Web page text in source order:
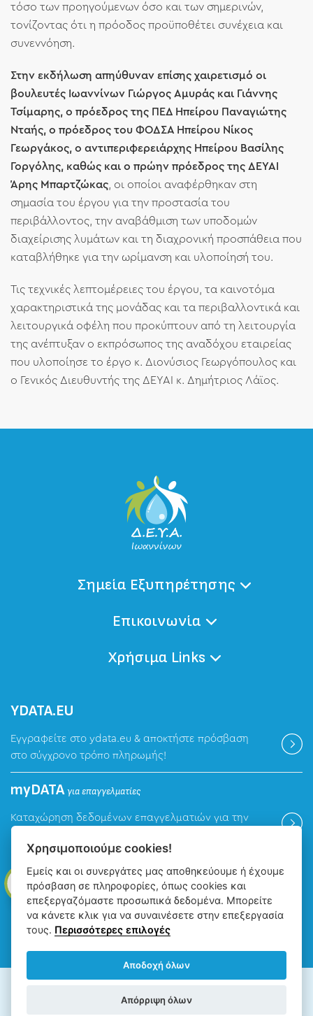
τόσο των προηγούμενων όσο και των σημερινών,
τονίζοντας ότι η πρόοδος προϋποθέτει συνέχεια και
συνεννόηση.
Στην εκδήλωση απηύθυναν επίσης χαιρετισμό οι
βουλευτές Ιωαννίνων Γιώργος Αμυράς και Γιάννης
Τσίμαρης, ο πρόεδρος της ΠΕΔ Ηπείρου Παναγιώτης
Νταής, ο πρόεδρος του ΦΟΔΣΑ Ηπείρου Νίκος
Γεωργάκος, ο αντιπεριφερειάρχης Ηπείρου Βασίλης
Γοργόλης, καθώς και ο πρώην πρόεδρος της ΔΕΥΑΙ
Άρης Μπαρτζώκας , οι οποίοι αναφέρθηκαν στη
σημασία του έργου για την προστασία του
περιβάλλοντος, την αναβάθμιση των υποδομών
διαχείρισης λυμάτων και τη διαχρονική προσπάθεια που
καταβλήθηκε για την ωρίμανση και υλοποίησή του.
Τις τεχνικές λεπτομέρειες του έργου, τα καινοτόμα
χαρακτηριστικά της μονάδας και τα περιβαλλοντικά και
λειτουργικά οφέλη που προκύπτουν από τη λειτουργία
της ανέπτυξαν ο εκπρόσωπος της αναδόχου εταιρείας
που υλοποίησε το έργο κ. Διονύσιος Γεωργόπουλος και
ο Γενικός Διευθυντής της ΔΕΥΑΙ κ. Δημήτριος Λάϊος.
Σημεία Εξυπηρέτησης
Επικοινωνία
Χρήσιμα Links
ΥDATA.EU
Εγγραφείτε στο ydata.eu & αποκτήστε πρόσβαση
στο σύγχρονο τρόπο πληρωμής!
myDATAγια επαγγελματίες
Καταχώρηση δεδομένων επαγγελματιών για την
Βρείτε μας
Ιωαννίνων, Copyright © 2026, All rights reserved.
Χρησιμοποιούμε cookies!
Εμείς και οι συνεργάτες μας αποθηκεύουμε ή έχουμε
πρόσβαση σε πληροφορίες, όπως cookies και
επεξεργαζόμαστε προσωπικά δεδομένα. Μπορείτε
να κάνετε κλικ για να συναινέσετε στην επεξεργασία
τους. Περισσότερες επιλογές
Αποδοχή όλων
Απόρριψη όλων